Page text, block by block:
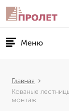
Меню
Главная
Кованые
монтаж